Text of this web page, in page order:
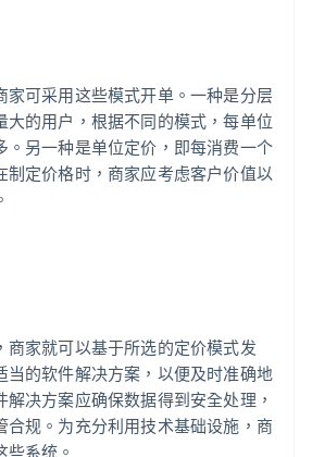
家可采用这些模式开单。一种是分层
大的用户，根据不同的模式，每单位
。另一种是单位定价，即每消费一个
制定价格时，商家应考虑客户价值以
商家就可以基于所选的定价模式发
当的软件解决方案，以便及时准确地
决方案应确保数据得到安全处理，
合规。为充分利用技术基础设施，商
系统。